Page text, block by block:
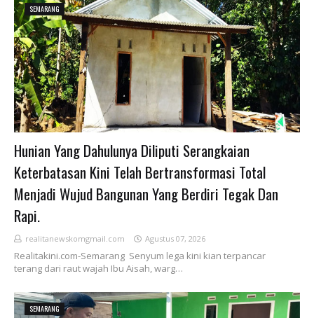
SEMARANG
Hunian Yang Dahulunya Diliputi Serangkaian
Keterbatasan Kini Telah Bertransformasi Total
Menjadi Wujud Bangunan Yang Berdiri Tegak Dan
Rapi.
realitanewskomgmail.com Agustus 07, 2026
Realitakini.com-Semarang Senyum lega kini kian terpancar
terang dari raut wajah Ibu Aisah, warg…
SEMARANG